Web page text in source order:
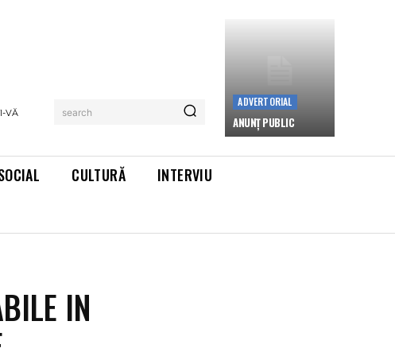
VĂ search
ADVERTORIAL
ANUNȚ PUBLIC
CULTURĂ
INTERVIU
IN